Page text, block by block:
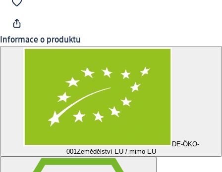
Informace o produktu
DE-ÖKO-
001Zemědělství EU / mimo EU